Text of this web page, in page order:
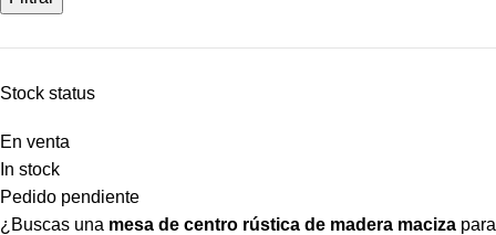
Stock status
En venta
In stock
Pedido pendiente
¿Buscas una mesa de centro rústica de madera maciza para